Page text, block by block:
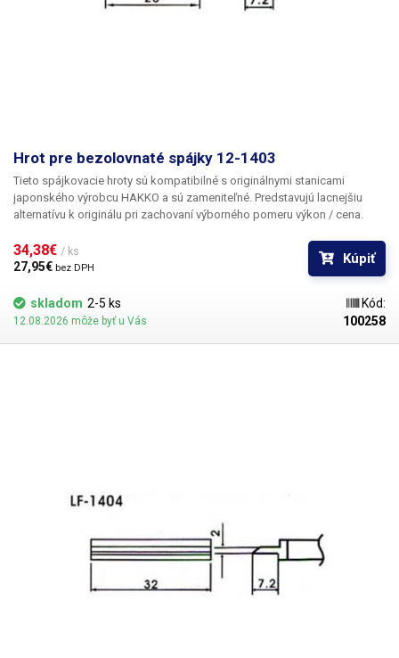
Hrot pre bezolovnaté spájky 12-1403
Tieto spájkovacie hroty sú kompatibilné s originálnymi stanicami
japonského výrobcu HAKKO a sú zameniteľné. Predstavujú lacnejšiu
alternatívu k originálu pri zachovaní výborného pomeru výkon / cena.
34,38€ / ks
27,95€ bez DPH
Kúpiť
skladom 2-5 ks
12.08.2026 môže byť u Vás
Kód:
100258